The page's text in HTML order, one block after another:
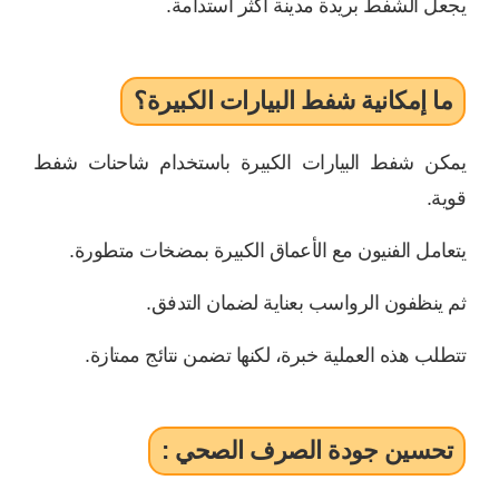
يجعل الشفط بريدة مدينة أكثر استدامة.
ما إمكانية شفط البيارات الكبيرة؟
يمكن شفط البيارات الكبيرة باستخدام شاحنات شفط
قوية.
يتعامل الفنيون مع الأعماق الكبيرة بمضخات متطورة.
ثم ينظفون الرواسب بعناية لضمان التدفق.
تتطلب هذه العملية خبرة، لكنها تضمن نتائج ممتازة.
تحسين جودة الصرف الصحي :